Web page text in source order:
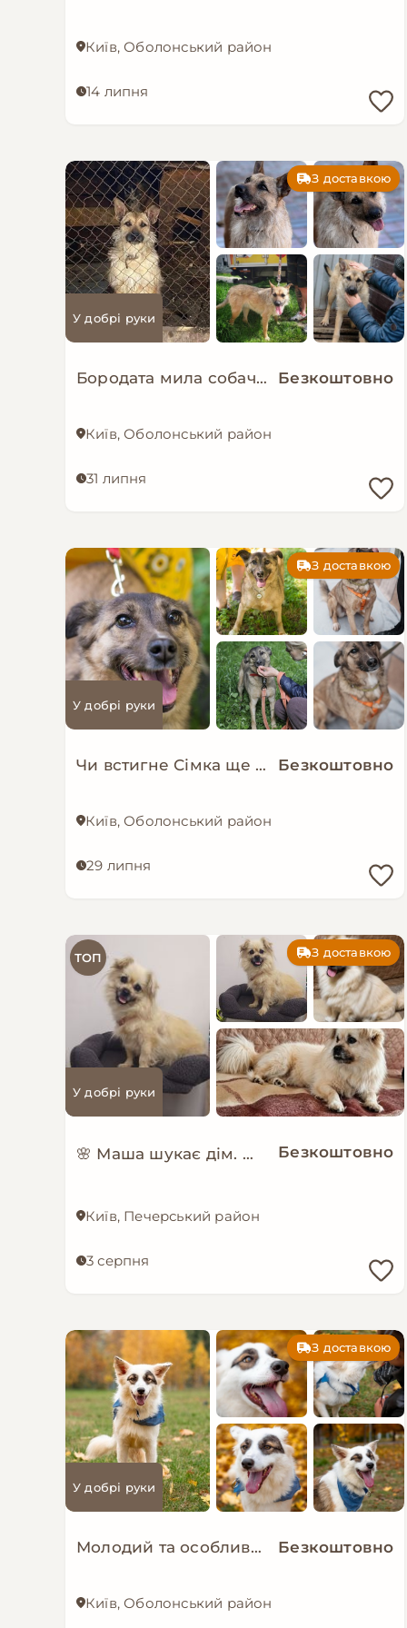
Київ, Оболонський район
14 липня
З доставкою
У добрі руки
Бородата мила собачка МАЛЬВА мріє про родину! Безкоштовно
Київ, Оболонський район
31 липня
З доставкою
У добрі руки
Чи встигне Сімка ще пожити в родині? Безкоштовно
Київ, Оболонський район
29 липня
ТОП З доставкою
У добрі руки
🌸 Маша шукає дім. 🏡❤️ Безкоштовно
Київ, Печерський район
3 серпня
З доставкою
У добрі руки
Молодий та особливий песик-позитивчик - Зорро! Безкоштовно
Київ, Оболонський район